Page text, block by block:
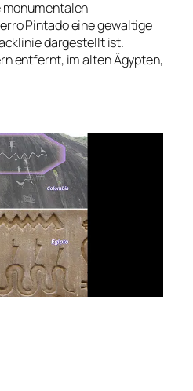
monumentalen
Pintado eine gewaltige
dargestellt ist.
entfernt, im alten Ägypten,